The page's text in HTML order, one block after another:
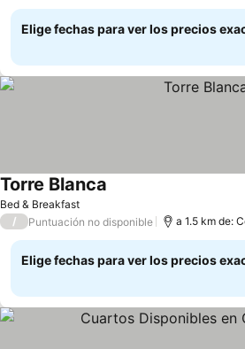
Elige fechas para ver los precios
Bed & Breakfast
Torre Blanca
/ Puntuación no disponible a 1.5 km de:
Elige fechas para ver los precios